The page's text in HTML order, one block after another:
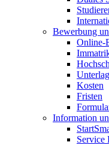
Bewerbung
Online-
Kosten
Fristen
Information
Service